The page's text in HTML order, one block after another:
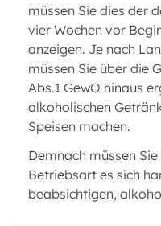
müssen Sie dies der
vier Wochen vor
anzeigen. Je nach
müssen Sie über die
Abs.1 GewO hinaus
alkoholischen
Speisen machen.
Demnach müssen
Betriebsart es sich
beabsichtigen,